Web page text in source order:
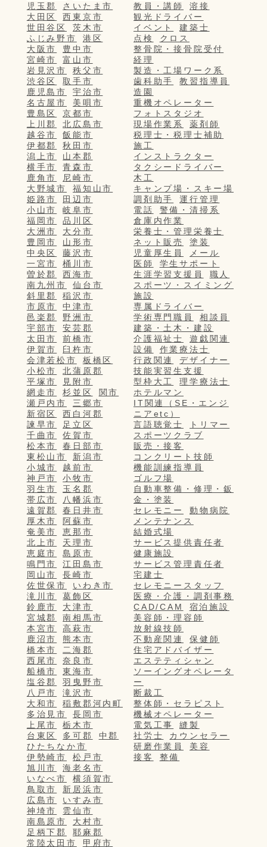
児玉郡
さいたま市
大田区
西東京市
世田谷区
茨木市
ふじみ野市
港区
大阪市
豊中市
宮崎市
富山市
岩見沢市
秩父市
渋谷区
取手市
鹿児島市
宇治市
名古屋市
美唄市
豊島区
京都市
上川郡
北広島市
越谷市
飯能市
伊都郡
秋田市
潟上市
山本郡
横手市
青森市
鹿角市
尼崎市
大野城市
福知山市
姫路市
田辺市
小山市
岐阜市
福岡市
品川区
大洲市
大分市
豊岡市
山形市
中央区
藤沢市
一宮市
桶川市
曽於郡
西海市
南九州市
仙台市
斜里郡
稲沢市
市原市
中津市
邑楽郡
野洲市
宇部市
安芸郡
太田市
前橋市
伊賀市
臼杵市
会津若松市
板橋区
小松市
北蒲原郡
平塚市
見附市
網走市
杉並区
関市
瀬戸内市
三郷市
新宿区
西白河郡
諫早市
足立区
千曲市
佐賀市
松本市
春日部市
東松山市
新潟市
小城市
越前市
神戸市
小牧市
羽生市
玉名郡
帯広市
八幡浜市
遠賀郡
春日井市
厚木市
阿蘇市
奄美市
恵那市
北上市
天理市
恵庭市
島原市
鳴門市
江田島市
岡山市
長崎市
佐世保市
いわき市
滝川市
葛飾区
鈴鹿市
大津市
宮城郡
南相馬市
本宮市
高萩市
鹿沼市
熊本市
橋本市
二海郡
西尾市
奈良市
船橋市
東海市
塩谷郡
羽曳野市
八戸市
滝沢市
大和市
稲敷郡河内町
多治見市
長岡市
上尾市
栃木市
台東区
多可郡
中郡
ひたちなか市
伊勢崎市
松戸市
旭川市
海老名市
いなべ市
横須賀市
鳥取市
新居浜市
広島市
いすみ市
神埼市
雲仙市
南島原市
大村市
足柄下郡
耶麻郡
常陸太田市
甲府市
教員・講師
溶接
観光ドライバー
イベント
建築士
点検
クロス
整骨院・接骨院受付
経理
製造・工場ワーク系
歯科助手
教習指導員
造園
重機オペレーター
フォトスタジオ
現場作業系
薬剤師
税理士・税理士補助
施工
インストラクター
タクシードライバー
木工
キャンプ場・スキー場
調剤助手
運行管理
電話
警備・清掃系
倉庫内作業
栄養士・管理栄養士
ネット販売
塗装
児童厚生員
メール
医師
学生サポート
生涯学習支援員
職人
スポーツ・スイミング
施設
専属ドライバー
学術専門職員
相談員
建築・土木・建設
介護福祉士
遊戯関連
設備
作業療法士
行政関連
デザイナー
技能実習生支援
型枠大工
理学療法士
ホテルマン
IT関連（SE・エンジ
ニアetc）
言語聴覚士
トリマー
スポーツクラブ
販売・接客
コンクリート技師
機能訓練指導員
ゴルフ場
自動車整備・修理・鈑
金・塗装
セレモニー
動物病院
メンテナンス
結婚式場
サービス提供責任者
健康施設
サービス管理責任者
宅建士
セレモニースタッフ
医療・介護・調剤事務
CAD/CAM
宿泊施設
美容師・理容師
放射線技師
不動産関連
保健師
住宅アドバイザー
エステティシャン
ソーイングオペレータ
ー
断裁工
整体師・セラピスト
機械オペレーター
電気工事
縫製
社労士
カウンセラー
研磨作業員
美容
接客
整備